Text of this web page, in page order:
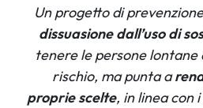
Un progetto di
dissuasione dall’uso di
tenere le persone
rischio, ma punta a
proprie scelte, in linea con